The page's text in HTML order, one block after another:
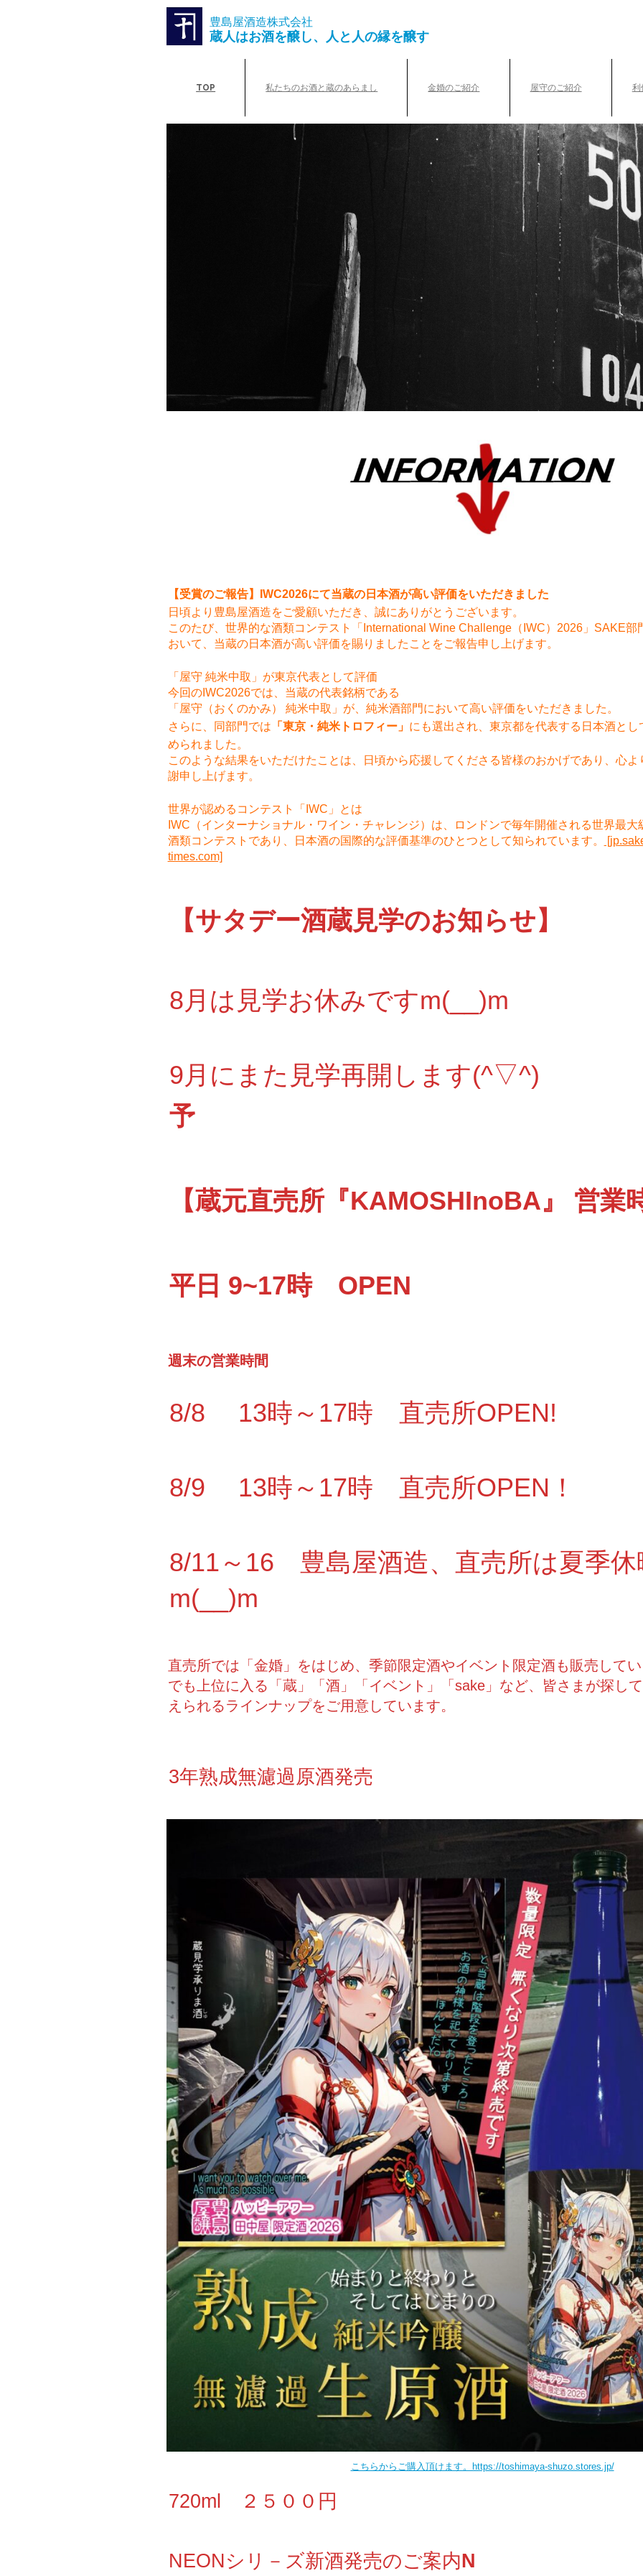
豊島屋酒造株式会社
蔵人はお酒を醸し、人と人の縁を醸す
TOP 私たちのお酒と蔵のあらまし 金婚のご紹介 屋守のご紹介 利
【受賞のご報告】IWC2026にて当蔵の日本酒が高い評価をいただきました
日頃より豊島屋酒造をご愛顧いただき、誠にありがとうございます。
このたび、世界的な酒類コンテスト「International Wine Challenge（IWC）2026」SAKE部
おいて、当蔵の日本酒が高い評価を賜りましたことをご報告申し上げます。
「屋守 純米中取」が東京代表として評価
今回のIWC2026では、当蔵の代表銘柄である
「屋守（おくのかみ） 純米中取」が、純米酒部門において高い評価をいただきました。
さらに、同部門では 「東京・純米トロフィー」 にも選出され、東京都を代表する日本酒とし
められました。
このような結果をいただけたことは、日頃から応援してくださる皆様のおかげであり、心よ
謝申し上げます。
世界が認めるコンテスト「IWC」とは
IWC（インターナショナル・ワイン・チャレンジ）は、ロンドンで毎年開催される世界最大
酒類コンテストであり、日本酒の国際的な評価基準のひとつとして知られています。
times.com]
【サタデー酒蔵見学のお知らせ】
8月は見学お休みですm(__)m
9月にまた見学再開します(^▽^)
予
【蔵元直売所『KAMOSHInoBA』 営業
平日 9~17時 OPEN
週末の営業時間
8/8 13時～17時 直売所OPEN!
8/9 13時～17時 直売所OPEN！
8/11～16 豊島屋酒造、直売所は夏季休
m(__)m
直売所では「金婚」をはじめ、季節限定酒やイベント限定酒も販売して
でも上位に入る「蔵」「酒」「イベント」「sake」など、皆さまが探し
えられるラインナップをご用意しています。
3年熟成無濾過原酒発売
こちらからご購入頂けます。https://toshimaya-shuzo.stores.jp/
720ml ２５００円
NEONシリ－ズ新酒発売のご案内N